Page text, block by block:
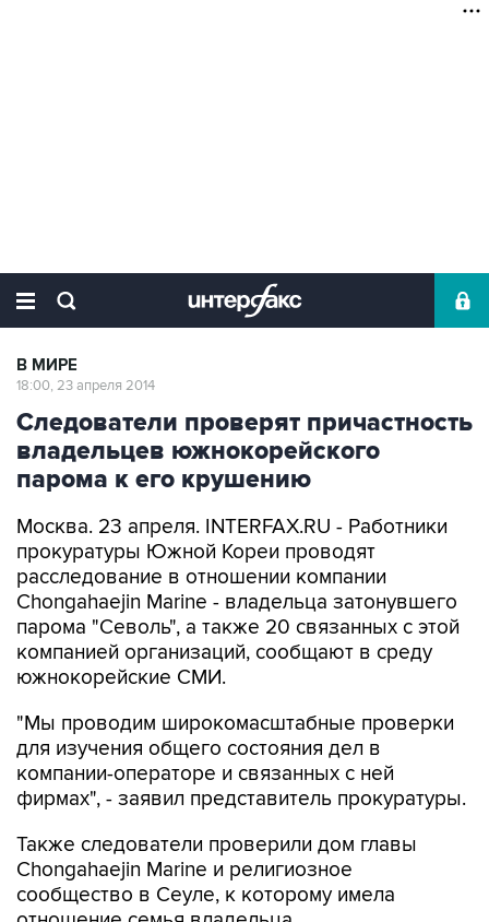
В МИРЕ
18:00, 23 апреля 2014
Следователи проверят причастность
владельцев южнокорейского
парома к его крушению
Москва. 23 апреля. INTERFAX.RU - Работники
прокуратуры Южной Кореи проводят
расследование в отношении компании
Chongahaejin Marine - владельца затонувшего
парома "Севоль", а также 20 связанных с этой
компанией организаций, сообщают в среду
южнокорейские СМИ.
"Мы проводим широкомасштабные проверки
для изучения общего состояния дел в
компании-операторе и связанных с ней
фирмах", - заявил представитель прокуратуры.
Также следователи проверили дом главы
Chongahaejin Marine и религиозное
сообщество в Сеуле, к которому имела